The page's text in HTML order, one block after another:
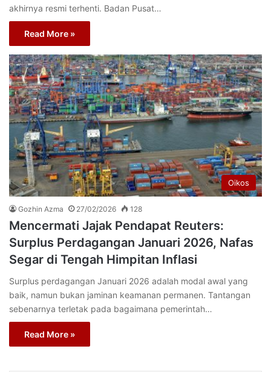
akhirnya resmi terhenti. Badan Pusat…
Read More »
Oikos
Gozhin Azma 27/02/2026 128
Mencermati Jajak Pendapat Reuters:
Surplus Perdagangan Januari 2026, Nafas
Segar di Tengah Himpitan Inflasi
Surplus perdagangan Januari 2026 adalah modal awal yang
baik, namun bukan jaminan keamanan permanen. Tantangan
sebenarnya terletak pada bagaimana pemerintah…
Read More »